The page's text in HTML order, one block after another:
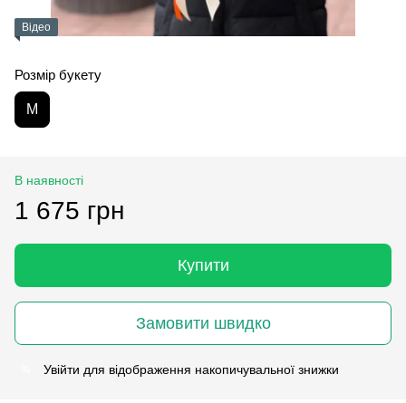
Відео
Розмір букету
M
В наявності
1 675 грн
Купити
Замовити швидко
Увійти для відображення накопичувальної знижки